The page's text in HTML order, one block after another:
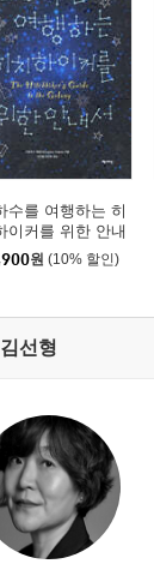
수를 여행하는 히
이커를 위한 안내
본원 (10% 할인)
김선형